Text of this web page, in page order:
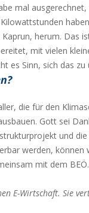
mal
herum. Das
mit vielen
es Sinn, sich das zu
die für den
Gott sei
und
werden,
mit dem
E-Wirtschaft. Sie